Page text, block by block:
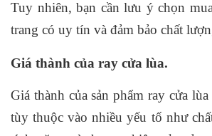
Tuy nhiên, bạn cần lưu ý chọn
trang có uy tín và đảm bảo chất
Giá thành của ray cửa lùa.
Giá thành của sản phẩm ray cửa
tùy thuộc vào nhiều yếu tố như